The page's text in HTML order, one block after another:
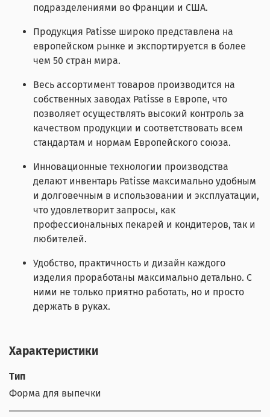
подразделениями во Франции и США.
Продукция Patisse широко представлена на
европейском рынке и экспортируется в более
чем 50 стран мира.
Весь ассортимент товаров производится на
собственных заводах Patisse в Европе, что
позволяет осуществлять высокий контроль за
качеством продукции и соответствовать всем
стандартам и нормам Европейского союза.
Инновационные технологии производства
делают инвентарь Patisse максимально удобным
и долговечным в использовании и эксплуатации,
что удовлетворит запросы, как
профессиональных пекарей и кондитеров, так и
любителей.
Удобство, практичность и дизайн каждого
изделия проработаны максимально детально. С
ними не только приятно работать, но и просто
держать в руках.
Характеристики
Тип
Форма для выпечки